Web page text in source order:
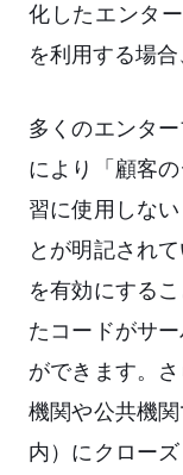
化したエンタ
を利用する場合
多くのエンタ
により「顧客
習に使用しな
とが明記され
を有効にする
たコードがサ
ができます。
機関や公共機
内）にクロー